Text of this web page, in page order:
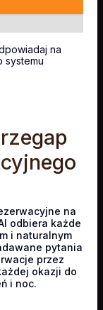
na
systemu
na
odbiera każde
i naturalnym
pytania
przez
okazji do
i noc.